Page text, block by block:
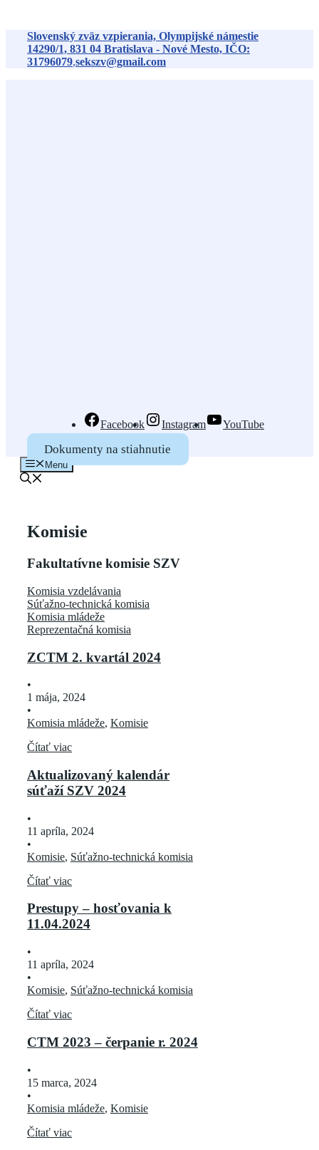
Slovenský zväz vzpierania, Olympijské námestie
14290/1, 831 04 Bratislava - Nové Mesto, IČO:
31796079,sekszv@gmail.com
Facebook Instagram YouTube
Dokumenty na stiahnutie
Menu
Komisie
Fakultatívne komisie SZV
Komisia vzdelávania
Súťažno-technická komisia
Komisia mládeže
Reprezentačná komisia
ZCTM 2. kvartál 2024
•
1 mája, 2024
•
Komisia mládeže, Komisie
Čítať viac
Aktualizovaný kalendár
súťaží SZV 2024
•
11 apríla, 2024
•
Komisie, Súťažno-technická komisia
Čítať viac
Prestupy – hosťovania k
11.04.2024
•
11 apríla, 2024
•
Komisie, Súťažno-technická komisia
Čítať viac
CTM 2023 – čerpanie r. 2024
•
15 marca, 2024
•
Komisia mládeže, Komisie
Čítať viac